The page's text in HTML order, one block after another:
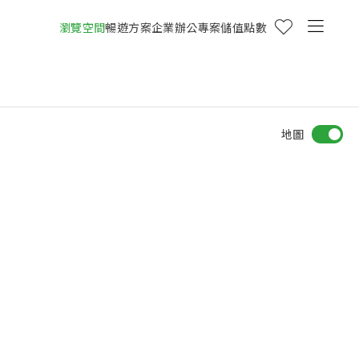
瀏覽空間暢遊方案企業辦公專案儲值點數
地圖